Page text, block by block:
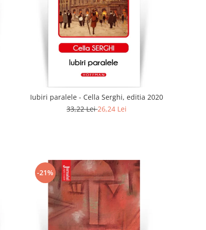
Iubiri paralele - Cella Serghi, editia 2020
33,22 Lei26,24 Lei
-21%